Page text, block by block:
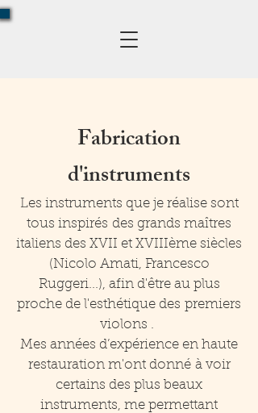
Fabrication
d'instruments
Les instruments que je réalise sont
tous inspirés des grands maîtres
italiens des XVII et XVIIIème siècles
(Nicolo Amati, Francesco
Ruggeri...), afin d'être au plus
proche de l'esthétique des premiers
violons .
Mes années d’expérience en haute
restauration m'ont donné à voir
certains des plus beaux
instruments, me permettant